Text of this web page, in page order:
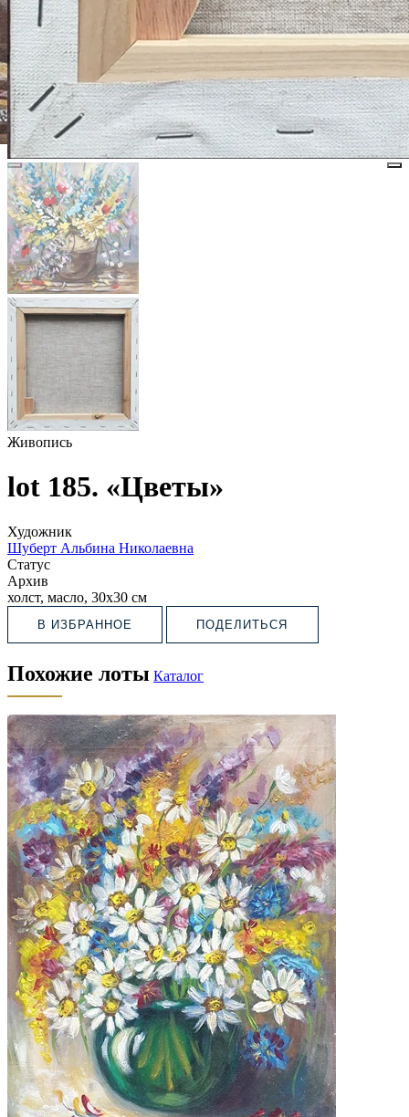
Живопись
lot 185. «Цветы»
Художник
Шуберт Альбина Николаевна
Статус
Архив
холст, масло, 30х30 см
В ИЗБРАННОЕ ПОДЕЛИТЬСЯ
Похожие лоты Каталог